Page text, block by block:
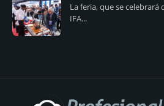
La feria, que se celebrará
IFA...